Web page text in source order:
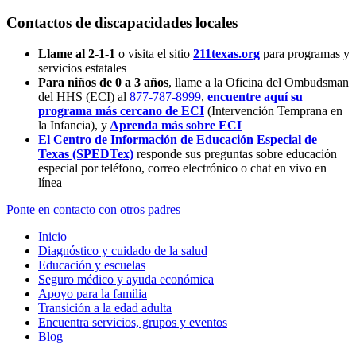
Contactos de discapacidades locales
Llame al 2-1-1 o visita el sitio 211texas.org para programas y
servicios estatales
Para niños de 0 a 3 años, llame a la Oficina del Ombudsman
del HHS (ECI) al 877-787-8999, encuentre aquí su
programa más cercano de ECI (Intervención Temprana en
la Infancia), y Aprenda más sobre ECI
El Centro de Información de Educación Especial de
Texas (SPEDTex) responde sus preguntas sobre educación
especial por teléfono, correo electrónico o chat en vivo en
línea
Ponte en contacto con otros padres
Inicio
Diagnóstico y cuidado de la salud
Educación y escuelas
Seguro médico y ayuda económica
Apoyo para la familia
Transición a la edad adulta
Encuentra servicios, grupos y eventos
Blog